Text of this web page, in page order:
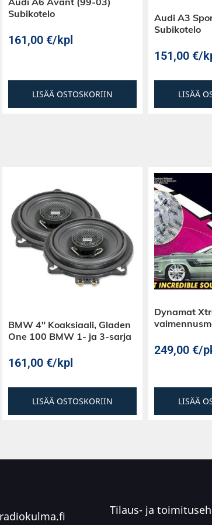
Subikotelo
161,00 €/kpl
LISÄÄ OSTOSKORIIN
Audi A3
Subikotelo
151,00 €/
LISÄÄ
BMW 4″ Koaksiaali, Gladen
One 100 BMW 1- ja 3-sarja
161,00 €/kpl
LISÄÄ OSTOSKORIIN
Dynamat
249,00 €/
LISÄÄ
Tilaus- ja